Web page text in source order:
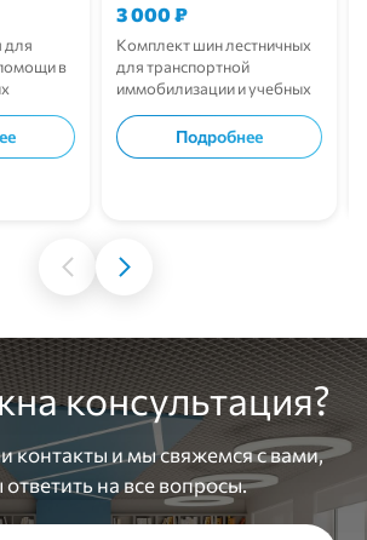
для
в
3 000₽
Комплект шин лестничных
для транспортной
иммобилизации и учебных
Подробнее
консультация?
контакты и мы свяжемся с вами,
на все вопросы.